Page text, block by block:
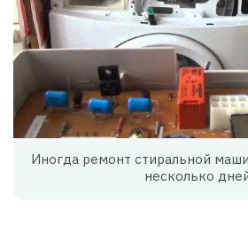
Иногда ремонт стиральной
несколько